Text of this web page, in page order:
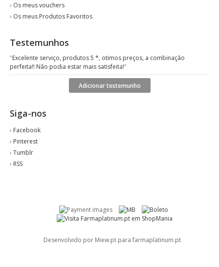
› Os meus vouchers
› Os meus Produtos Favoritos
Testemunhos
"Excelente serviço, produtos 5 *, otimos preços, a combinação
perfeita!! Não podia estar mais satisfeita!"
Adicionar testemunho
Siga-nos
› Facebook
› Pinterest
› Tumblr
› RSS
Desenvolvido por Miew.pt para farmaplatinum.pt